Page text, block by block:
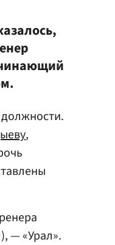
должности.
,
— «Урал».